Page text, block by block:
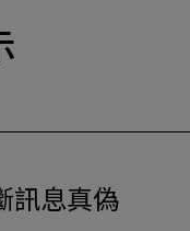
訊息真偽